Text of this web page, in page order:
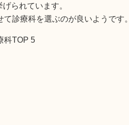
られています。
診療科を選ぶのが良いようです。
科TOP 5
ます。難聴は原因によっ
て治療法が異なるため、
まずは詳しい検査で「ど